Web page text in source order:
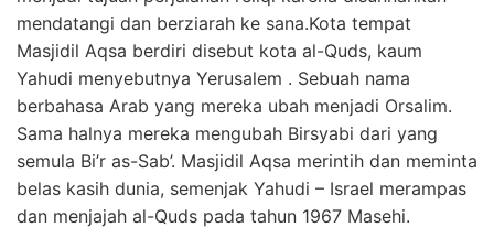
mendatangi dan berziarah ke sana.Kota tempat
Masjidil Aqsa berdiri disebut kota al-Quds, kaum
Yahudi menyebutnya Yerusalem . Sebuah nama
berbahasa Arab yang mereka ubah menjadi Orsalim.
Sama halnya mereka mengubah Birsyabi dari yang
semula Bi’r as-Sab’. Masjidil Aqsa merintih dan meminta
belas kasih dunia, semenjak Yahudi – Israel merampas
dan menjajah al-Quds pada tahun 1967 Masehi.